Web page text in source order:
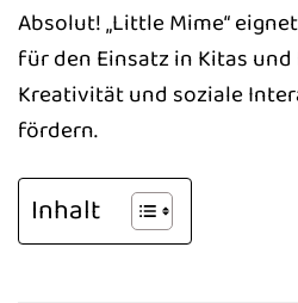
Absolut! „Little Mime“
für den Einsatz in Kitas
Kreativität und soziale
fördern.
Inhalt